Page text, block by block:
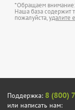
*Обращаем
Наша база содержит
пожалуйста,удалите
Поддержка: 8 (800)
или написать нам: